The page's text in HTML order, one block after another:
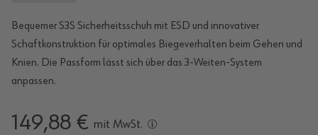
Bequemer S3S Sicherheitsschuh mit ESD und innovativer
Schaftkonstruktion für optimales Biegeverhalten beim Gehen und
Knien. Die Passform lässt sich über das 3‑Weiten‑System
anpassen.
149,88 € mit MwSt.